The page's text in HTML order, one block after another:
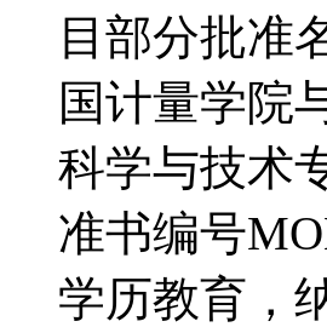
目部分批准
国计量学院
科学与技术
准书编号
学历教育，